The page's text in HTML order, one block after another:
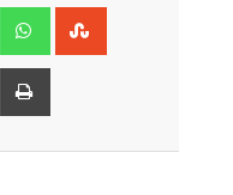
LinkedIn Whatsapp
Share